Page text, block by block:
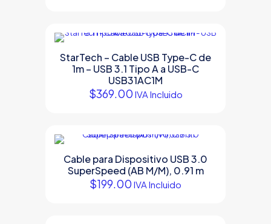
StarTech – Cable USB Type-C de
1m – USB 3.1 Tipo A a USB-C
USB31AC1M
$369.00 IVA Incluido
Cable para Dispositivo USB 3.0
SuperSpeed (AB M/M), 0.91 m
$199.00 IVA Incluido